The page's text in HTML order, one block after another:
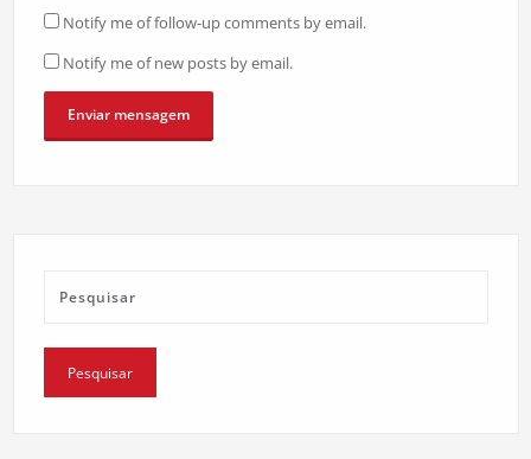
Notify me of follow-up comments by email.
Notify me of new posts by email.